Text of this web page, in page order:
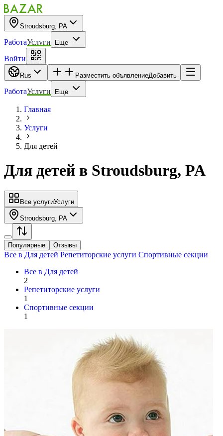
Stroudsburg, PA
РаботаУслуги Еще
Войти
Rus Разместить объявлениеДобавить
РаботаУслуги Еще
Главная
Услуги
Для детей
Для детей в Stroudsburg, PA
Все услугиУслуги
Stroudsburg, PA
Популярные Отзывы
Все в Для детей Репетиторские услуги Спортивные секции
Все в Для детей
2
Репетиторские услуги
1
Спортивные секции
1